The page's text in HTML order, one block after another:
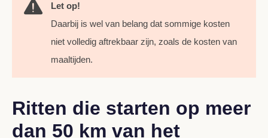
Let op!
Daarbij is wel van belang dat sommige kosten
niet volledig aftrekbaar zijn, zoals de kosten van
maaltijden.
Ritten die starten op meer
dan 50 km van het